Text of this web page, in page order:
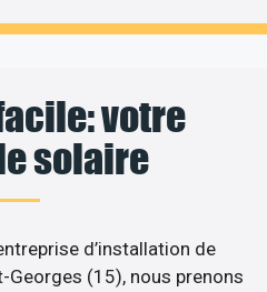
votre
solaire
d’installation de
Georges (15), nous prenons